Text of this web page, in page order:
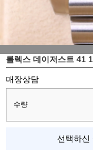
롤렉스 데이저스트 41
매장상담
수량
선택하신